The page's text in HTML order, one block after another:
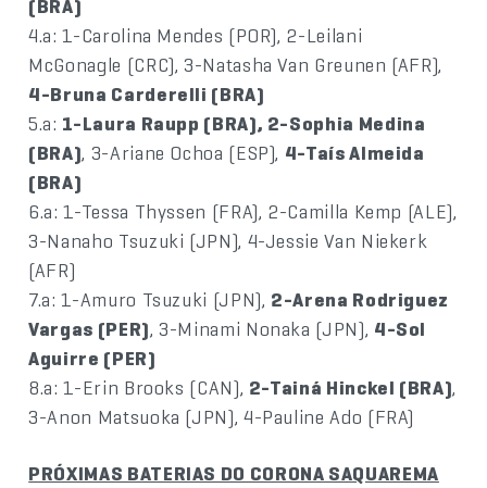
(BRA)
4.a: 1-Carolina Mendes (POR), 2-Leilani
McGonagle (CRC), 3-Natasha Van Greunen (AFR),
4-Bruna Carderelli (BRA)
5.a: 1-Laura Raupp (BRA), 2-Sophia Medina
(BRA), 3-Ariane Ochoa (ESP), 4-Taís Almeida
(BRA)
6.a: 1-Tessa Thyssen (FRA), 2-Camilla Kemp (ALE),
3-Nanaho Tsuzuki (JPN), 4-Jessie Van Niekerk
(AFR)
7.a: 1-Amuro Tsuzuki (JPN), 2-Arena Rodriguez
Vargas (PER), 3-Minami Nonaka (JPN), 4-Sol
Aguirre (PER)
8.a: 1-Erin Brooks (CAN), 2-Tainá Hinckel (BRA),
3-Anon Matsuoka (JPN), 4-Pauline Ado (FRA)
PRÓXIMAS BATERIAS DO CORONA SAQUAREMA